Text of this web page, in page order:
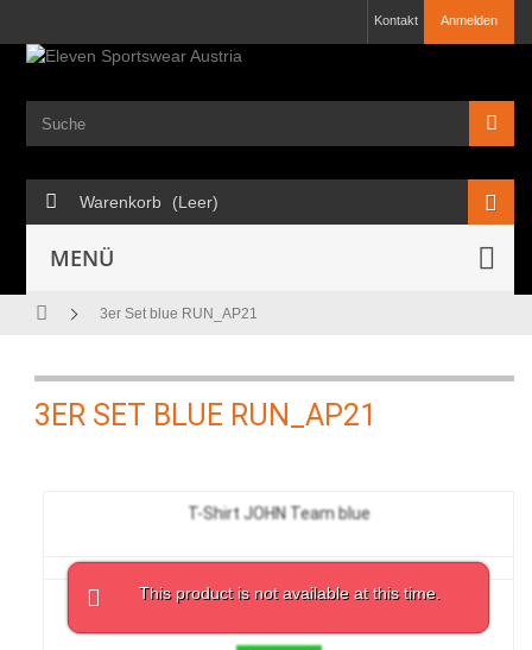
Anmelden
Kontakt
Warenkorb (Leer)
MENÜ
3er Set blue RUN_AP21
3ER SET BLUE RUN_AP21
T-Shirt JOHN Team blue
This product is not available at this time.